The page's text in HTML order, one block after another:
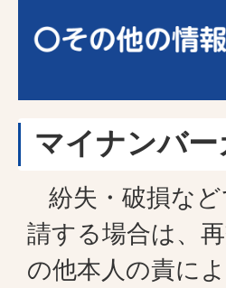
マイナンバ
紛失・破損な
請する場合は、
の他本人の責に